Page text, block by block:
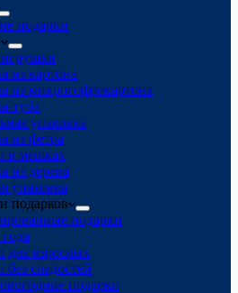
подарки
из картона
из микрогофрокартона
туба
упаковка
из фетра
в мешках
из дерева
упаковка
подарков
подарки
для взрослых
сладостей
подарки